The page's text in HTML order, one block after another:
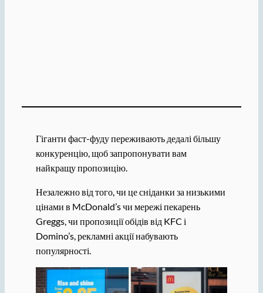
Гіганти фаст-фуду переживають дедалі більшу
конкуренцію, щоб запропонувати вам
найкращу пропозицію.
Незалежно від того, чи це сніданки за низькими
цінами в McDonald’s чи мережі пекарень
Greggs, чи пропозиції обідів від KFC і
Domino’s, рекламні акції набувають
популярності.